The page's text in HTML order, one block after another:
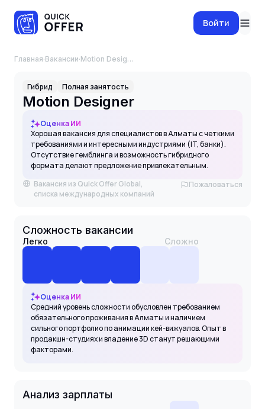
Войти
Главная·Вакансии· Motion Designer
Гибрид Полная занятость
Motion Designer
Оценка ИИ
Хорошая вакансия для специалистов в Алматы с четкими
требованиями и интересными индустриями (IT, банки).
Отсутствие гемблинга и возможность гибридного
формата делают предложение привлекательным.
Вакансия из Quick Offer Global,
списка международных компаний
Пожаловаться
Сложность вакансии
Легко Сложно
Оценка ИИ
Средний уровень сложности обусловлен требованием
обязательного проживания в Алматы и наличием
сильного портфолио по анимации кей-вижуалов. Опыт в
продакшн-студиях и владение 3D станут решающими
факторами.
Анализ зарплаты